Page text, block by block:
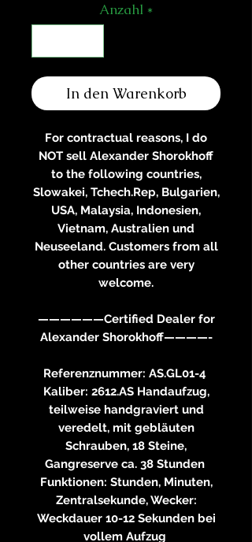
Anzahl *
In den Warenkorb
For contractual reasons, I do
NOT sell Alexander Shorokhoff
to the following countries,
Slowakei, Tchech.Rep, Bulgarien,
USA, Malaysia, Indonesien,
Vietnam, Australien und
Neuseeland. Customers from all
other countries are very
welcome.
——————Certified Dealer for
Alexander Shorokhoff————-
Referenznummer: AS.GL01-4
Kaliber: 2612.AS Handaufzug,
teilweise handgraviert und
veredelt, mit gebläuten
Schrauben, 18 Steine,
Gangreserve ca. 38 Stunden
Funktionen: Stunden, Minuten,
Zentralsekunde, Wecker:
Weckdauer 10-12 Sekunden bei
vollem Aufzug